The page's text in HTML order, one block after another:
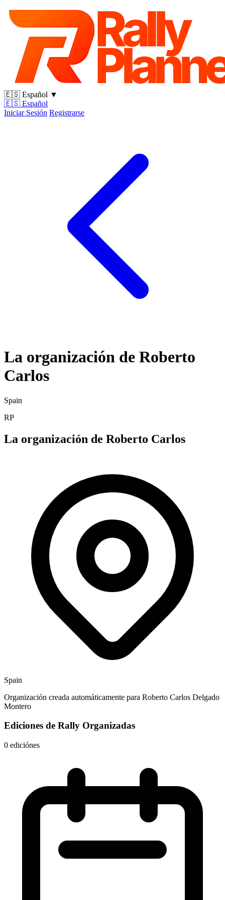
🇪🇸 Español ▼
🇪🇸 Español
Iniciar Sesión Registrarse
La organización de Roberto
Carlos
Spain
RP
La organización de Roberto Carlos
Spain
Organización creada automáticamente para Roberto Carlos Delgado
Montero
Ediciones de Rally Organizadas
0 ediciónes